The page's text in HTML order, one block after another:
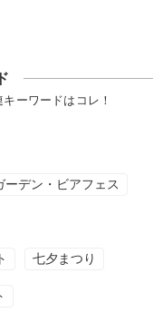
ーワードはコレ！
ーデン・ビアフェス
七夕まつり